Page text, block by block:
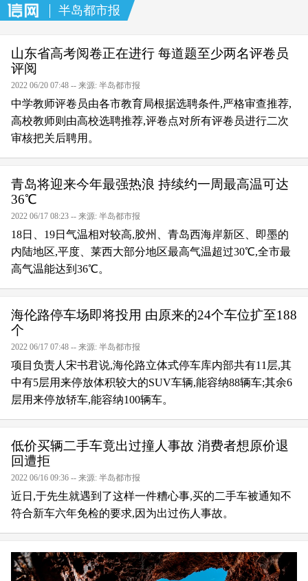
半岛都市报
山东省高考阅卷正在进行 每道题至少两名评卷员
评阅
2022 06/20 07:48 -- 来源: 半岛都市报
中学教师评卷员由各市教育局根据选聘条件,严格审查推荐,
高校教师则由高校选聘推荐,评卷点对所有评卷员进行二次
审核把关后聘用。
青岛将迎来今年最强热浪 持续约一周最高温可达
36℃
2022 06/17 08:23 -- 来源: 半岛都市报
18日、19日气温相对较高,胶州、青岛西海岸新区、即墨的
内陆地区,平度、莱西大部分地区最高气温超过30℃,全市最
高气温能达到36℃。
海伦路停车场即将投用 由原来的24个车位扩至188
个
2022 06/17 07:48 -- 来源: 半岛都市报
项目负责人宋书君说,海伦路立体式停车库内部共有11层,其
中有5层用来停放体积较大的SUV车辆,能容纳88辆车;其余6
层用来停放轿车,能容纳100辆车。
低价买辆二手车竟出过撞人事故 消费者想原价退
回遭拒
2022 06/16 09:36 -- 来源: 半岛都市报
近日,于先生就遇到了这样一件糟心事,买的二手车被通知不
符合新车六年免检的要求,因为出过伤人事故。